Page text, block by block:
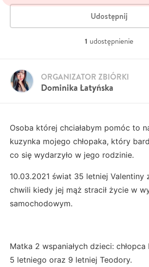
Udostępnij
1 udostępnienie
Dominika Łatyńska
ORGANIZATOR ZBIÓRKI
Osoba której chciałabym pomóc to
kuzynka mojego chłopaka, który
co się wydarzyło w jego rodzinie.
10.03.2021 świat 35 letniej Valentiny
chwili kiedy jej mąż stracił życie w
samochodowym.
Matka 2 wspaniałych dzieci:
5 letniego oraz 9 letniej Teodory.